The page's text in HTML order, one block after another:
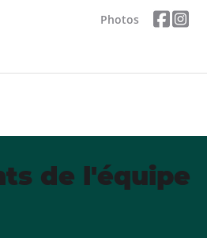
Photos
de l'équipe